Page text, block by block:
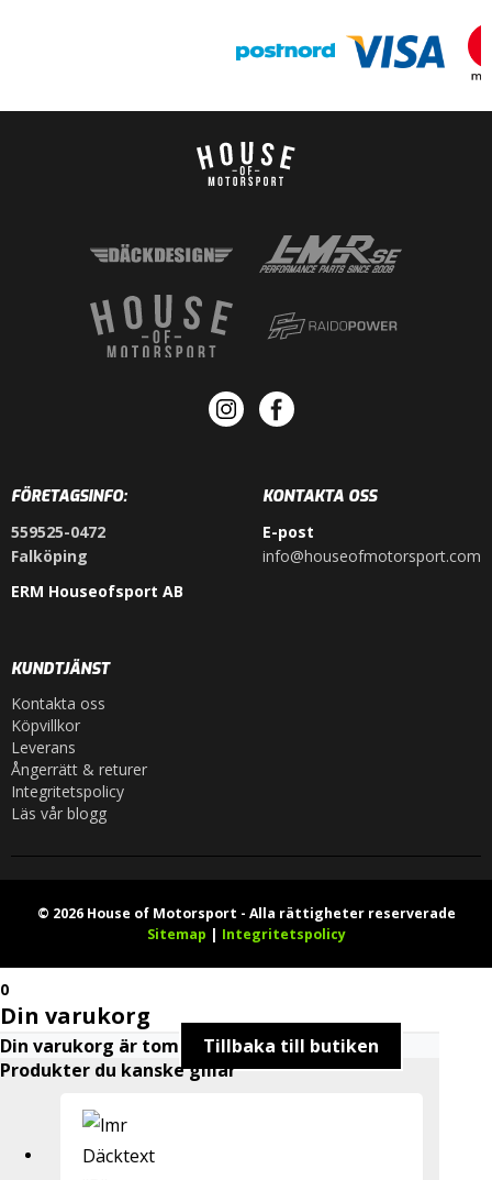
FÖRETAGSINFO:
559525-0472
Falköping
ERM Houseofsport AB
KONTAKTA OSS
E-post
info@houseofmotorsport.com
KUNDTJÄNST
Kontakta oss
Köpvillkor
Leverans
Ångerrätt & returer
Integritetspolicy
Läs vår blogg
© 2026 House of Motorsport - Alla rättigheter reserverade
Sitemap | Integritetspolicy
0
Din varukorg
Din varukorg är tom
Tillbaka till butiken
Produkter du kanske gillar